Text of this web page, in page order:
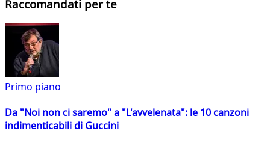
Raccomandati per te
Primo piano
Da "Noi non ci saremo" a "L'avvelenata": le 10 canzoni
indimenticabili di Guccini